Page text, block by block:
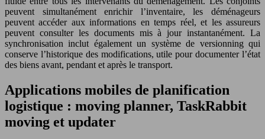
peuvent simultanément enrichir l’inventaire, les déménageurs
peuvent accéder aux informations en temps réel, et les assureurs
peuvent consulter les documents mis à jour instantanément. La
synchronisation inclut également un système de versionning qui
conserve l’historique des modifications, utile pour documenter l’état
des biens avant, pendant et après le transport.
Applications mobiles de planification
logistique : moving planner, TaskRabbit
moving et updater